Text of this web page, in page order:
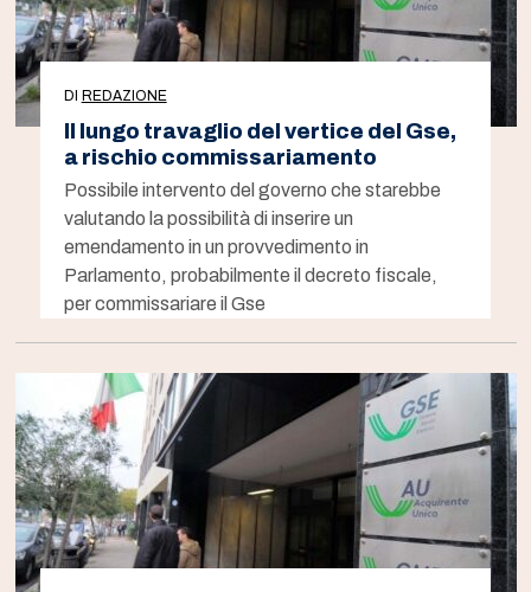
DI REDAZIONE
Il lungo travaglio del vertice del Gse,
a rischio commissariamento
Possibile intervento del governo che starebbe
valutando la possibilità di inserire un
emendamento in un provvedimento in
Parlamento, probabilmente il decreto fiscale,
per commissariare il Gse